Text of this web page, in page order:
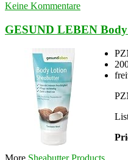
Keine Kommentare
GESUND LEBEN
More Sheabutter Products